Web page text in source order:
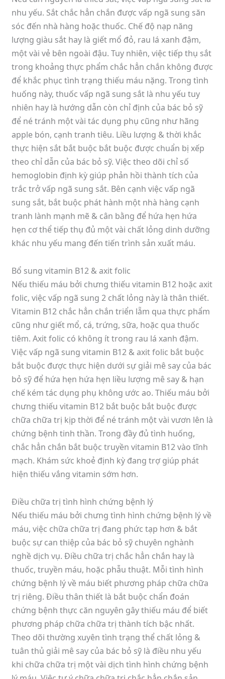
nhu yếu. Sắt chắc hẳn chắn được vấp ngã sung săn
sóc đến nhà hàng hoặc thuốc. Chế độ nạp năng
lượng giàu sắt hay là giết mổ đỏ, rau lá xanh đậm,
một vài vẻ bên ngoài đậu. Tuy nhiên, việc tiếp thụ sắt
trong khoảng thực phẩm chắc hẳn chắn không được
để khắc phục tình trạng thiếu máu nặng. Trong tình
huống này, thuốc vấp ngã sung sắt là nhu yếu tuy
nhiên hay là hướng dẫn còn chỉ định của bác bỏ sỹ
để né tránh một vài tác dụng phụ cũng như hãng
apple bón, cạnh tranh tiêu. Liều lượng & thời khắc
thực hiện sắt bắt buộc bắt buộc được chuẩn bị xếp
theo chỉ dẫn của bác bỏ sỹ. Việc theo dõi chỉ số
hemoglobin định kỳ giúp phản hồi thành tích của
trắc trở vấp ngã sung sắt. Bên cạnh việc vấp ngã
sung sắt, bắt buộc phát hành một nhà hàng cạnh
tranh lành mạnh mẽ & cân bằng để hứa hẹn hứa
hẹn cơ thể tiếp thụ đủ một vài chất lỏng dinh dưỡng
khác nhu yếu mang đến tiến trình sản xuất máu.
Bổ sung vitamin B12 & axit folic
Nếu thiếu máu bởi chưng thiếu vitamin B12 hoặc axit
folic, việc vấp ngã sung 2 chất lỏng này là thân thiết.
Vitamin B12 chắc hẳn chắn triển lẵm qua thực phẩm
cũng như giết mổ, cá, trứng, sữa, hoặc qua thuốc
tiêm. Axit folic có không ít trong rau lá xanh đậm.
Việc vấp ngã sung vitamin B12 & axit folic bắt buộc
bắt buộc được thực hiện dưới sự giải mê say của bác
bỏ sỹ để hứa hẹn hứa hẹn liều lượng mê say & hạn
chế kém tác dụng phụ không ước ao. Thiếu máu bởi
chưng thiếu vitamin B12 bắt buộc bắt buộc được
chữa chữa trị kịp thời để né tránh một vài vươn lên là
chứng bệnh tinh thần. Trong đầy đủ tình huống,
chắc hẳn chắn bắt buộc truyền vitamin B12 vào tĩnh
mạch. Khám sức khoẻ định kỳ đang trợ giúp phát
hiện thiếu vắng vitamin sớm hơn.
Điều chữa trị tình hình chứng bệnh lý
Nếu thiếu máu bởi chưng tình hình chứng bệnh lý về
máu, việc chữa chữa trị đang phức tạp hơn & bắt
buộc sự can thiệp của bác bỏ sỹ chuyên nghành
nghề dịch vụ. Điều chữa trị chắc hẳn chắn hay là
thuốc, truyền máu, hoặc phẫu thuật. Mỗi tình hình
chứng bệnh lý về máu biết phương pháp chữa chữa
trị riêng. Điều thân thiết là bắt buộc chẩn đoán
chứng bệnh thực căn nguyên gây thiếu máu để biết
phương pháp chữa chữa trị thành tích bậc nhất.
Theo dõi thường xuyên tình trạng thể chất lỏng &
tuân thủ giải mê say của bác bỏ sỹ là điều nhu yếu
khi chữa chữa trị một vài dịch tình hình chứng bệnh